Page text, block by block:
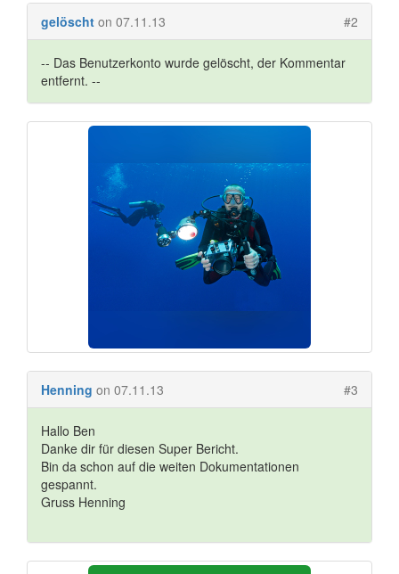
gelöscht on 07.11.13 #2
-- Das Benutzerkonto wurde gelöscht, der Kommentar
entfernt. --
Henning on 07.11.13 #3
Hallo Ben
Danke dir für diesen Super Bericht.
Bin da schon auf die weiten Dokumentationen
gespannt.
Gruss Henning